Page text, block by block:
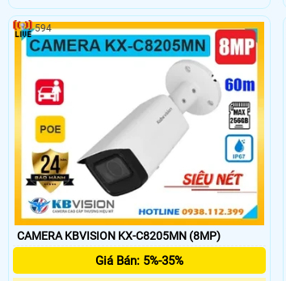
sống động. DWDR 120db và Chống Ngược Sáng
giúp tăng cường độ sáng và chất lượng hình ảnh,
cho phép xem rõ hơn dù ở đâu.
CAMERA KBVISION KX-C8205MN (8MP)
Giá Bán: 5%-35%
594